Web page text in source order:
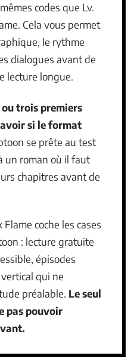
codes que Lv.
Cela vous permet
le rythme
dialogues avant de
lecture longue.
trois premiers
si le format
se prête au test
un roman où il faut
chapitres avant de
coche les cases
: lecture gratuite
épisodes
qui ne
préalable. Le seul
pas pouvoir